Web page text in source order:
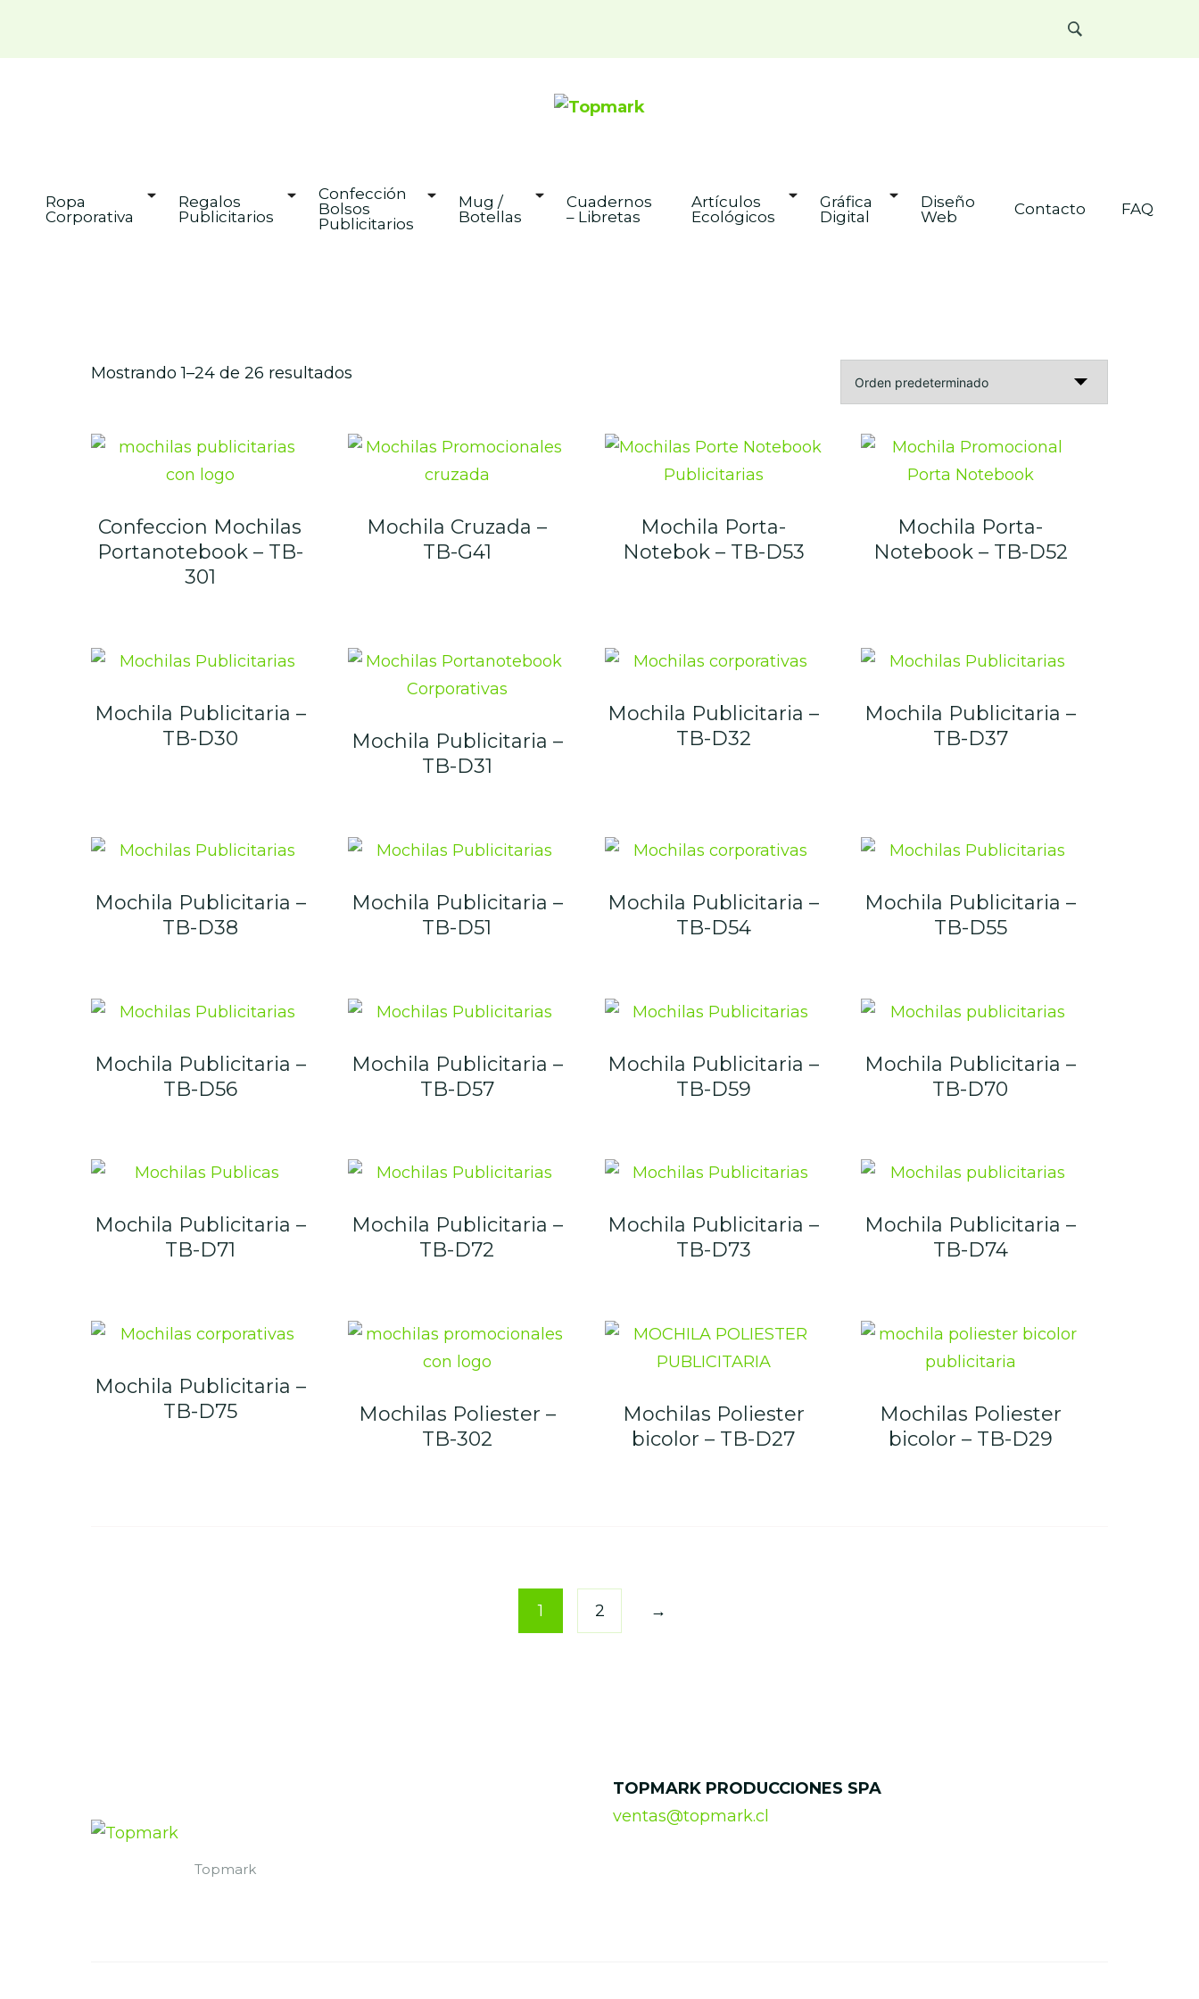
Ropa
Corporativa
Regalos
Publicitarios
Confección
Bolsos
Publicitarios
Mug /
Botellas
Cuadernos
– Libretas
Artículos
Ecológicos
Gráfica
Digital
Diseño
Web
Contacto FAQ
Mostrando 1–24 de 26 resultados
Confeccion Mochilas
Portanotebook – TB-
301
Mochila Cruzada –
TB-G41
Mochila Porta-
Notebok – TB-D53
Mochila Porta-
Notebook – TB-D52
Mochila Publicitaria –
TB-D30
Mochila Publicitaria –
TB-D31
Mochila Publicitaria –
TB-D32
Mochila Publicitaria –
TB-D37
Mochila Publicitaria –
TB-D38
Mochila Publicitaria –
TB-D51
Mochila Publicitaria –
TB-D54
Mochila Publicitaria –
TB-D55
Mochila Publicitaria –
TB-D56
Mochila Publicitaria –
TB-D57
Mochila Publicitaria –
TB-D59
Mochila Publicitaria –
TB-D70
Mochila Publicitaria –
TB-D71
Mochila Publicitaria –
TB-D72
Mochila Publicitaria –
TB-D73
Mochila Publicitaria –
TB-D74
Mochila Publicitaria –
TB-D75
Mochilas Poliester –
TB-302
Mochilas Poliester
bicolor – TB-D27
Mochilas Poliester
bicolor – TB-D29
1 2 →
Topmark
TOPMARK PRODUCCIONES SPA
ventas@topmark.cl